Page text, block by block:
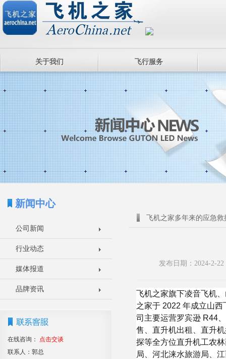
关于我们 飞行服务
新闻中心
公司新闻
行业动态
媒体报道
品牌资讯
在线咨询：
点击交谈
联系人：郭总
飞机之家多年来的应急
发布日期：2024-2-
⻜机之家旗下凌音⻜机
之家于 2022 年成立山
司主要运营罗宾逊 R44
售、直升机出租、直升
探等全方位直升机工农
局、河北涞水旅游局、